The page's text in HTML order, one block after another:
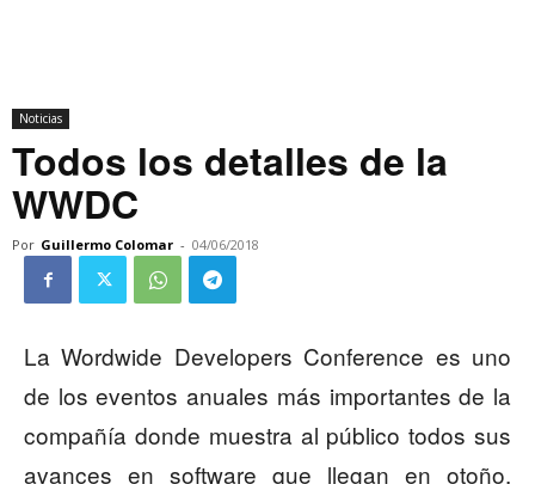
Noticias
Todos los detalles de la
WWDC
Por Guillermo Colomar - 04/06/2018
La Wordwide Developers Conference es uno
de los eventos anuales más importantes de la
compañía donde muestra al público todos sus
avances en software que llegan en otoño.